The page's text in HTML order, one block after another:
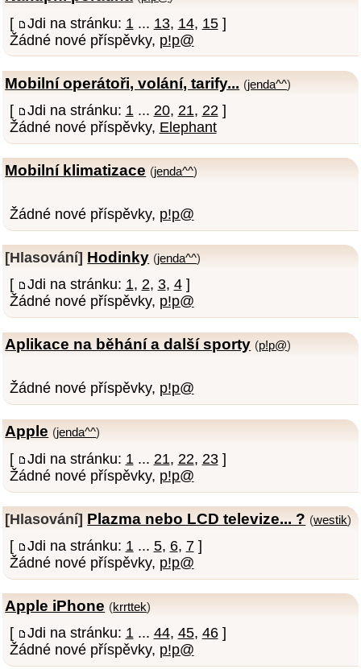
[ Jdi na stránku: 1 ... 13, 14, 15]
Žádné nové příspěvky, p!p@
Mobilní operátoři, volání, tarify... (jenda^^)
[ Jdi na stránku: 1 ... 20, 21, 22 ]
Žádné nové příspěvky, Elephant
Mobilní klimatizace (jenda^^)
Žádné nové příspěvky, p!p@
[Hlasování] Hodinky (jenda^^)
[ Jdi na stránku: 1, 2, 3, 4]
Žádné nové příspěvky, p!p@
Aplikace na běhání a další sporty (p!p@)
Žádné nové příspěvky, p!p@
Apple (jenda^^)
[ Jdi na stránku: 1 ... 21, 22, 23]
Žádné nové příspěvky, p!p@
[Hlasování] Plazma nebo LCD televize... ? (westik)
[ Jdi na stránku: 1 ... 5, 6, 7]
Žádné nové příspěvky, p!p@
Apple iPhone (krrttek)
[ Jdi na stránku: 1... 44, 45, 46]
Žádné nové příspěvky, p!p@